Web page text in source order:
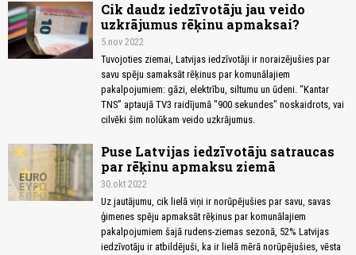
Cik daudz iedzīvotāju jau veido
uzkrājumus rēķinu apmaksai?
5.nov 2022
Tuvojoties ziemai, Latvijas iedzīvotāji ir noraizējušies par
savu spēju samaksāt rēķinus par komunālajiem
pakalpojumiem: gāzi, elektrību, siltumu un ūdeni. “Kantar
TNS” aptaujā TV3 raidījumā "900 sekundes" noskaidrots, vai
cilvēki šim nolūkam veido uzkrājumus.
Puse Latvijas iedzīvotāju satraucas
par rēķinu apmaksu ziemā
30.okt 2022
Uz jautājumu, cik lielā viņi ir norūpējušies par savu, savas
ģimenes spēju apmaksāt rēķinus par komunālajiem
pakalpojumiem šajā rudens-ziemas sezonā, 52% Latvijas
iedzīvotāju ir atbildējuši, ka ir lielā mērā norūpējušies, vēsta